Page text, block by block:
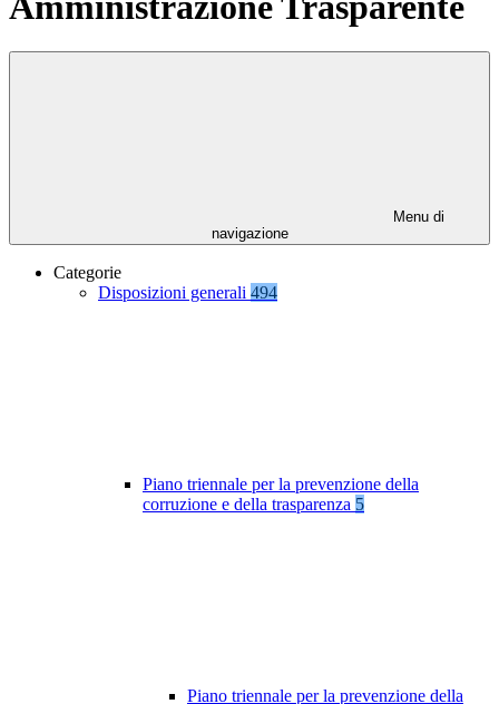
Menu di
navigazione
Categorie
Disposizioni generali 494
Piano triennale per la prevenzione della
corruzione e della trasparenza 5
Piano triennale per la prevenzione della